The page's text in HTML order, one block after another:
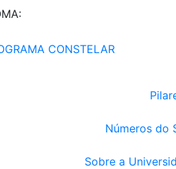
CONSTELAR
Números do
Sobre a